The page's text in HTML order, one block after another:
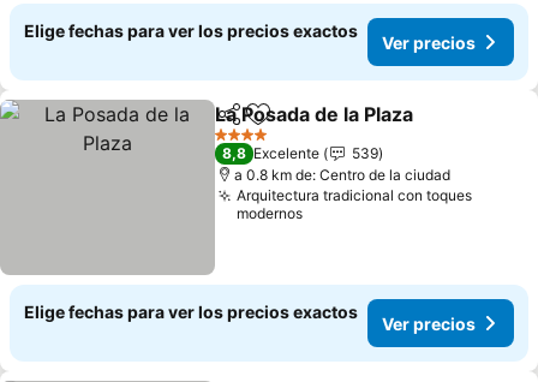
Elige fechas para ver los precios exactos
Ver precios
CompartirAgregar a favoritos
La Posada de la Plaza
4 Estrellas
8,8 Excelente
539
a 0.8 km de: Centro de la ciudad
Arquitectura tradicional con toques
modernos
Elige fechas para ver los precios exactos
Ver precios